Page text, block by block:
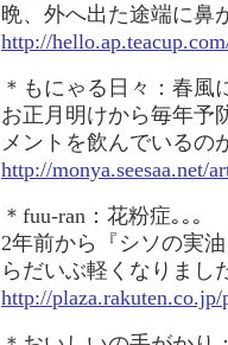
晩、外へ出た途端に鼻
http://
＊もにゃる日々：春風
お正月明けから毎年予
メントを飲んでいるの
http://monya.seesaa.net/
＊fuu-ran：花粉症｡｡｡
2年前から『シソの実
らだいぶ軽くなりまし
http://